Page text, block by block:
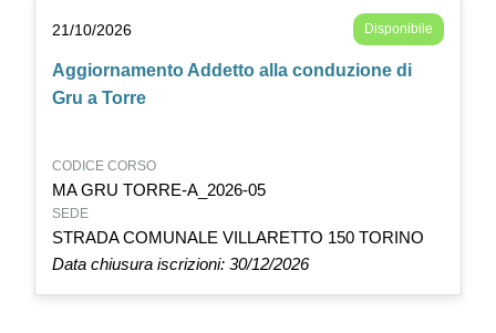
21/10/2026 Disponibile
Aggiornamento Addetto alla conduzione di
Gru a Torre
CODICE CORSO
MA GRU TORRE-A_2026-05
SEDE
STRADA COMUNALE VILLARETTO 150 TORINO
Data chiusura iscrizioni: 30/12/2026